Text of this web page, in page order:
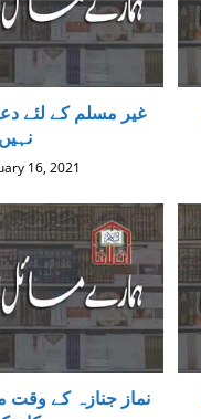
غیر مسلم کے لئے
نہیں
16, 2021
نماز جنازہ کے وقت